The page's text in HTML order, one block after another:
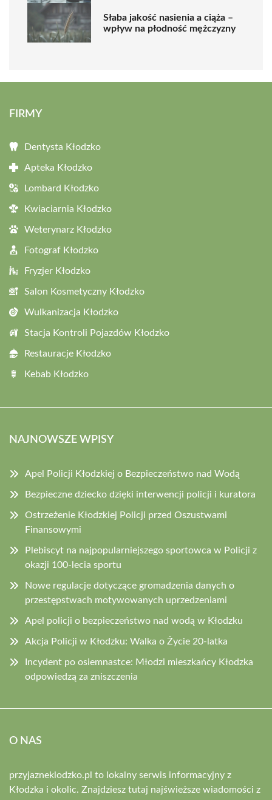
Słaba jakość nasienia a ciąża –
wpływ na płodność mężczyzny
FIRMY
Dentysta Kłodzko
Apteka Kłodzko
Lombard Kłodzko
Kwiaciarnia Kłodzko
Weterynarz Kłodzko
Fotograf Kłodzko
Fryzjer Kłodzko
Salon Kosmetyczny Kłodzko
Wulkanizacja Kłodzko
Stacja Kontroli Pojazdów Kłodzko
Restauracje Kłodzko
Kebab Kłodzko
NAJNOWSZE WPISY
Apel Policji Kłodzkiej o Bezpieczeństwo nad Wodą
Bezpieczne dziecko dzięki interwencji policji i kuratora
Ostrzeżenie Kłodzkiej Policji przed Oszustwami
Finansowymi
Plebiscyt na najpopularniejszego sportowca w Policji z
okazji 100-lecia sportu
Nowe regulacje dotyczące gromadzenia danych o
przestępstwach motywowanych uprzedzeniami
Apel policji o bezpieczeństwo nad wodą w Kłodzku
Akcja Policji w Kłodzku: Walka o Życie 20-latka
Incydent po osiemnastce: Młodzi mieszkańcy Kłodzka
odpowiedzą za zniszczenia
O NAS
przyjazneklodzko.pl to lokalny serwis informacyjny z
Kłodzka i okolic. Znajdziesz tutaj najświeższe wiadomości z